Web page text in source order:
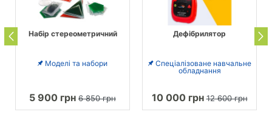
Набір стереометричний
Моделі та набори
5 900 грн 6 850 грн
Дефібрилятор
Спеціалізоване навчальне
обладнання
10 000 грн12 600 грн